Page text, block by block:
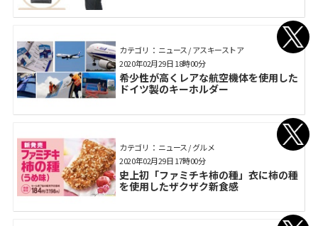
カテゴリ： ニュース / アスキーストア
希少性が高くレアな航空機体を使用した
ドイツ製のキーホルダー
2020年02月29日 18時00分
カテゴリ： ニュース / グルメ
史上初「ファミチキ柿の種」衣に柿の種
を使用したザクザク新食感
2020年02月29日 17時00分